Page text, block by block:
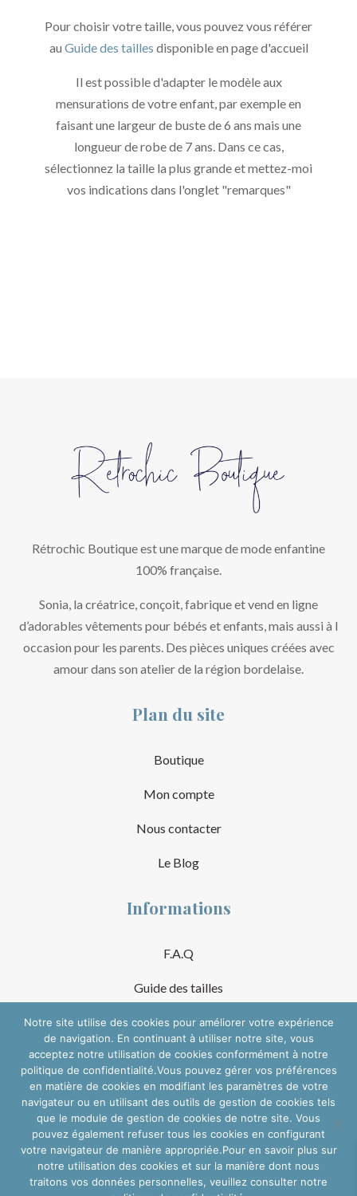
Pour choisir votre taille, vous pouvez vous référer
au Guide des tailles disponible en page d'accueil
Il est possible d'adapter le modèle aux
mensurations de votre enfant, par exemple en
faisant une largeur de buste de 6 ans mais une
longueur de robe de 7 ans. Dans ce cas,
sélectionnez la taille la plus grande et mettez-moi
vos indications dans l'onglet "remarques"
Rétrochic Boutique est une marque de mode enfantine
100% française.
Sonia, la créatrice, conçoit, fabrique et vend en ligne
d’adorables vêtements pour bébés et enfants, mais aussi à l
occasion pour les parents. Des pièces uniques créées avec
amour dans son atelier de la région bordelaise.
Plan du site
Boutique
Mon compte
Nous contacter
Le Blog
Informations
F.A.Q
Guide des tailles
Mentions Légales
Conditions Générales de Vente
Suivre sur les réseaux
Notre site utilise des cookies pour améliorer votre expérience
de navigation. En continuant à utiliser notre site, vous
acceptez notre utilisation de cookies conformément à notre
politique de confidentialité.Vous pouvez gérer vos préférences
en matière de cookies en modifiant les paramètres de votre
navigateur ou en utilisant des outils de gestion de cookies tels
que le module de gestion de cookies de notre site. Vous
pouvez également refuser tous les cookies en configurant
votre navigateur de manière appropriée.Pour en savoir plus sur
notre utilisation des cookies et sur la manière dont nous
traitons vos données personnelles, veuillez consulter notre